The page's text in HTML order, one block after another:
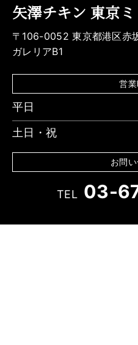
矢澤チキン 東京
〒106-0052 東京都港区赤
ガレリアB1
営
平日
土日・祝
お問
TEL 03-